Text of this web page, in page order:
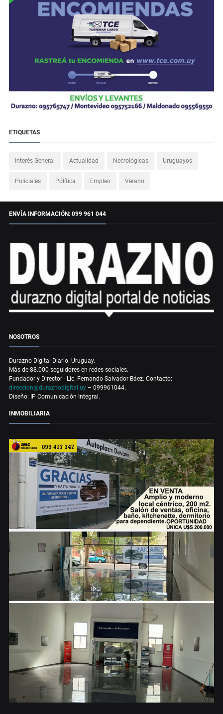
ETIQUETAS
Interés General Actualidad Necrológicas Uruguayos
Policiales Política Empleo Verano
ENVÍA INFORMACIÓN: 099 961 044
NOSOTROS
Durazno Digital Diario. Uruguay.
Más de 88.000 seguidores en redes sociales.
Fundador y Director - Lic. Fernando Salvador Báez. Contacto:
direccion@duraznodigital.uy – 099961044.
Diseño: IP Comunicación Integral.
INMOBILIARIA